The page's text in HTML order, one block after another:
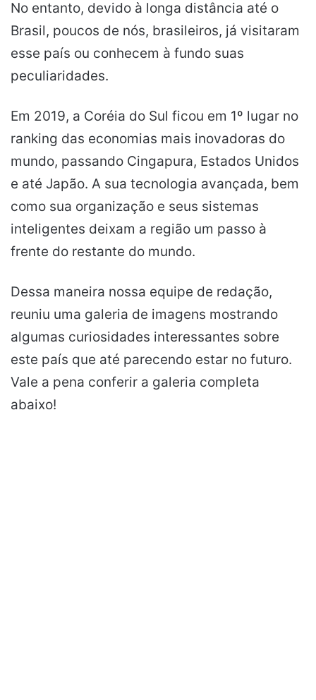
No entanto, devido à longa distância até o
Brasil, poucos de nós, brasileiros, já visitaram
esse país ou conhecem à fundo suas
peculiaridades.
Em 2019, a Coréia do Sul ficou em 1º lugar no
ranking das economias mais inovadoras do
mundo, passando Cingapura, Estados Unidos
e até Japão. A sua tecnologia avançada, bem
como sua organização e seus sistemas
inteligentes deixam a região um passo à
frente do restante do mundo.
Dessa maneira nossa equipe de redação,
reuniu uma galeria de imagens mostrando
algumas curiosidades interessantes sobre
este país que até parecendo estar no futuro.
Vale a pena conferir a galeria completa
abaixo!